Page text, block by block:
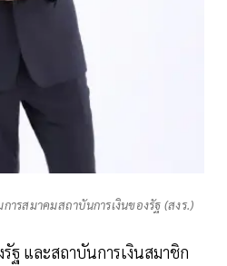
ารสมาคมสถาบันการเงินของรัฐ (สงร.)
ฐ และสถาบันการเงินสมาชิก